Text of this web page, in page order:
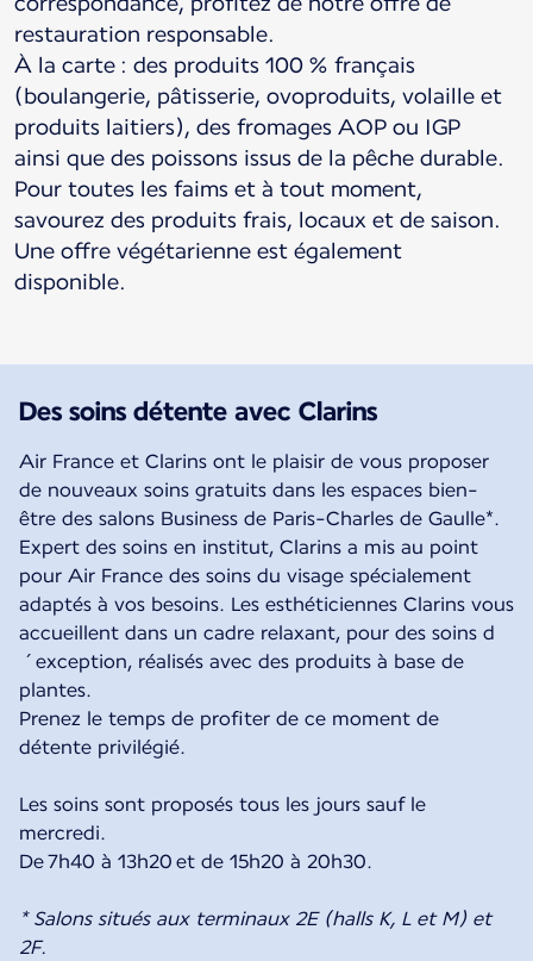
restauration responsable.
À la carte : des produits 100 % français
(boulangerie, pâtisserie, ovoproduits, volaille et
produits laitiers), des fromages AOP ou IGP
ainsi que des poissons issus de la pêche durable.
Pour toutes les faims et à tout moment,
savourez des produits frais, locaux et de saison.
Une offre végétarienne est également
disponible.
Des soins détente avec Clarins
Air France et Clarins ont le plaisir de vous proposer
de nouveaux soins gratuits dans les espaces bien-
être des salons Business de Paris-Charles de Gaulle*.
Expert des soins en institut, Clarins a mis au point
pour Air France des soins du visage spécialement
adaptés à vos besoins. Les esthéticiennes Clarins vous
accueillent dans un cadre relaxant, pour des soins d
´exception, réalisés avec des produits à base de
plantes.
Prenez le temps de profiter de ce moment de
détente privilégié.
Les soins sont proposés tous les jours sauf le
mercredi.
De 7h40 à 13h20 et de 15h20 à 20h30.
* Salons situés aux terminaux 2E (halls K, L et M) et
2F.